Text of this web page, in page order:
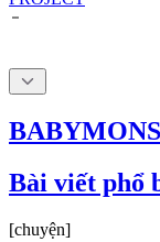
Bài viết phổ
[chuyện]